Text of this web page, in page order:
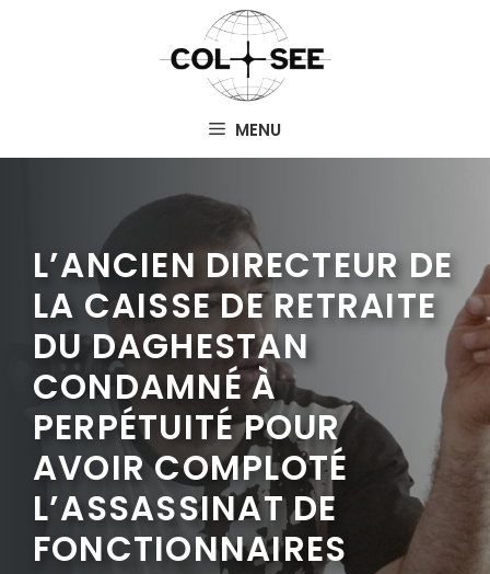
MENU
L’ANCIEN DIRECTEUR DE
LA CAISSE DE RETRAITE
DU DAGHESTAN
CONDAMNÉ À
PERPÉTUITÉ POUR
AVOIR COMPLOTÉ
L’ASSASSINAT DE
FONCTIONNAIRES